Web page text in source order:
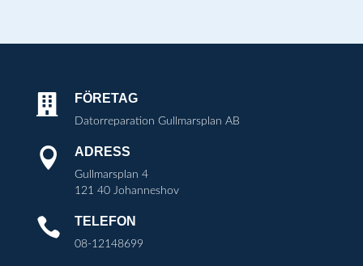
 FÖRETAG
Datorreparation Gullmarsplan AB
 ADRESS
Gullmarsplan 4
121 40 Johanneshov
 TELEFON
08-12148699